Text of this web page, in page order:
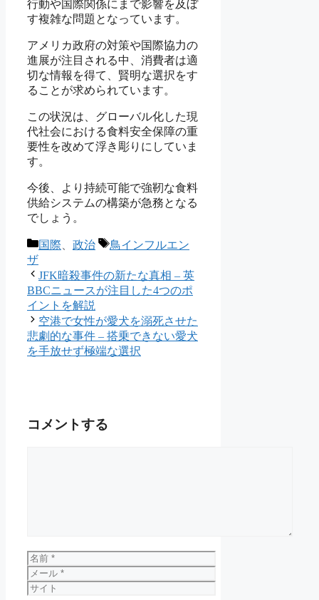
行動や国際関係にまで影響を及ぼ
す複雑な問題となっています。
アメリカ政府の対策や国際協力の
進展が注目される中、消費者は適
切な情報を得て、賢明な選択をす
ることが求められています。
この状況は、グローバル化した現
代社会における食料安全保障の重
要性を改めて浮き彫りにしていま
す。
今後、より持続可能で強靭な食料
供給システムの構築が急務となる
でしょう。
カ
テ
ゴ
リ
ー
国際 政治
タ
鳥インフルエン
ザ
JFK暗殺事件の新たな真相 – 英
BBCニュースが注目した4つのポ
イントを解説
空港で女性が愛犬を溺死させた
悲劇的な事件 – 搭乗できない愛犬
を手放せず極端な選択
コメントする
名
前
メ
ー
サ